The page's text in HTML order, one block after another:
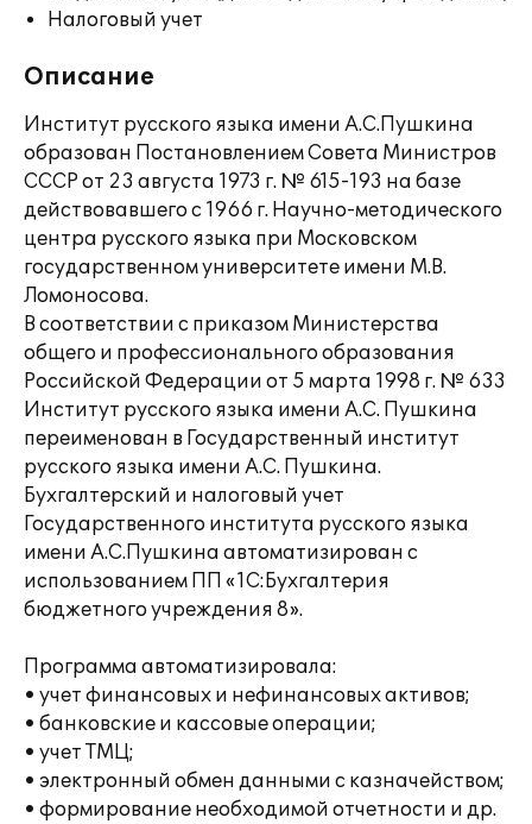
Налоговый учет
Описание
Институт русского языка имени А.С.Пушкина
образован Постановлением Совета Министров
СССР от 23 августа 1973 г. № 615-193 на базе
действовавшего с 1966 г. Научно-методического
центра русского языка при Московском
государственном университете имени М.В.
Ломоносова.
В соответствии с приказом Министерства
общего и профессионального образования
Российской Федерации от 5 марта 1998 г. № 633
Институт русского языка имени А.С. Пушкина
переименован в Государственный институт
русского языка имени А.С. Пушкина.
Бухгалтерский и налоговый учет
Государственного института русского языка
имени А.С.Пушкина автоматизирован с
использованием ПП «1С:Бухгалтерия
бюджетного учреждения 8».
Программа автоматизировала:
• учет финансовых и нефинансовых активов;
• банковские и кассовые операции;
• учет ТМЦ;
• электронный обмен данными с казначейством;
• формирование необходимой отчетности и др.